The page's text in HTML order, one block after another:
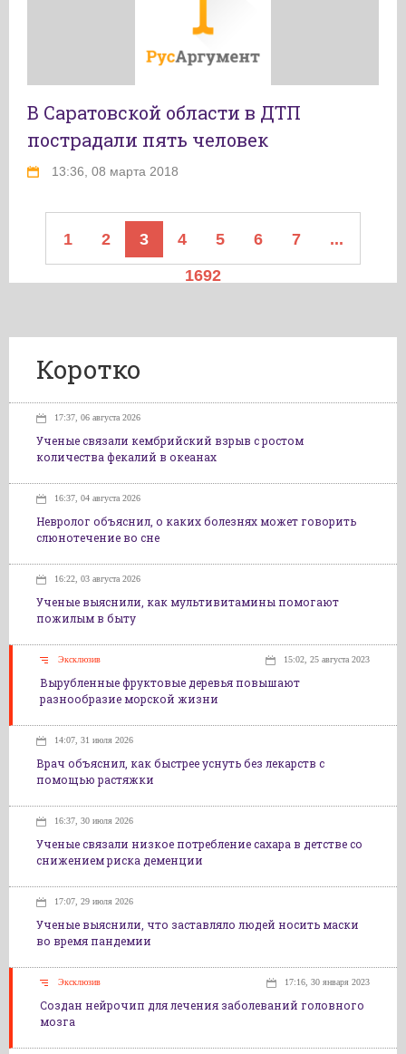
В Саратовской области в ДТП
пострадали пять человек
13:36, 08 марта 2018
1 2 3 4 5 6 7
...
1692
Коротко
17:37, 06 августа 2026
Ученые связали кембрийский взрыв с ростом
количества фекалий в океанах
16:37, 04 августа 2026
Невролог объяснил, о каких болезнях может говорить
слюнотечение во сне
16:22, 03 августа 2026
Ученые выяснили, как мультивитамины помогают
пожилым в быту
Эксклюзив 15:02, 25 августа 2023
Вырубленные фруктовые деревья повышают
разнообразие морской жизни
14:07, 31 июля 2026
Врач объяснил, как быстрее уснуть без лекарств с
помощью растяжки
16:37, 30 июля 2026
Ученые связали низкое потребление сахара в детстве со
снижением риска деменции
17:07, 29 июля 2026
Ученые выяснили, что заставляло людей носить маски
во время пандемии
Эксклюзив 17:16, 30 января 2023
Создан нейрочип для лечения заболеваний головного
мозга